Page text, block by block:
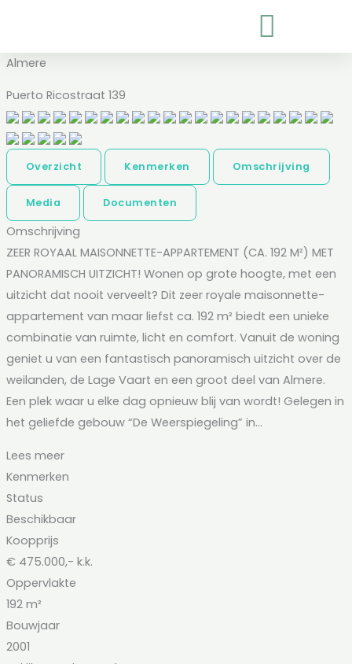
de
Almere
Puerto Ricostraat 139
Overzicht Kenmerken Omschrijving
Media Documenten
Omschrijving
ZEER ROYAAL MAISONNETTE-APPARTEMENT (CA. 192 M²) MET
PANORAMISCH UITZICHT! Wonen op grote hoogte, met een
uitzicht dat nooit verveelt? Dit zeer royale maisonnette-
appartement van maar liefst ca. 192 m² biedt een unieke
combinatie van ruimte, licht en comfort. Vanuit de woning
geniet u van een fantastisch panoramisch uitzicht over de
weilanden, de Lage Vaart en een groot deel van Almere.
Een plek waar u elke dag opnieuw blij van wordt! Gelegen in
het geliefde gebouw “De Weerspiegeling” in...
Lees meer
Kenmerken
Status
Beschikbaar
Koopprijs
€ 475.000,- k.k.
Oppervlakte
192 m²
Bouwjaar
2001